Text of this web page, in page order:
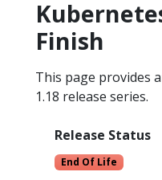
Finish
This page provides
1.18 release series.
Release Status
End Of Life